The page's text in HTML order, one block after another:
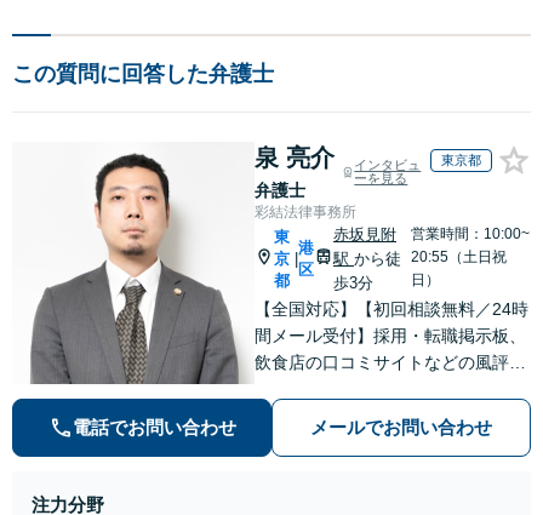
この質問に回答した弁護士
泉 亮介
弁護士
インタビュ
ーを見る
東京都
彩結法律事務所
東
京
都
港
区
赤坂見附
駅 から徒
歩3分
営業時間：10:00~
20:55（土日祝
日）
【全国対応】【初回相談無料／24時
間メール受付】採用・転職掲示板、
飲食店の口コミサイトなどの風評被
の種類を問わず相談可。可能な限り
早期対応で駆けつけサポート【労
電話でお問い合わせ メールでお問い合わせ
注力分野